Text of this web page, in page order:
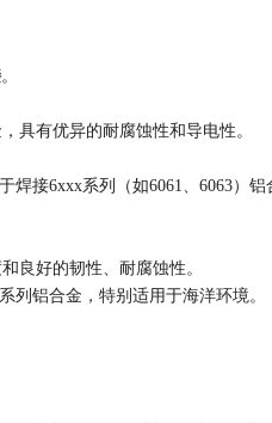
。
具有优异的耐腐蚀性和导电性。
接6xxx系列（如6061、6063）
良好的韧性、耐腐蚀性。
列铝合金，特别适用于海洋环境。